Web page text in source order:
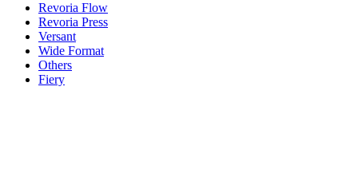
Revoria Flow
Revoria Press
Versant
Wide Format
Others
Fiery